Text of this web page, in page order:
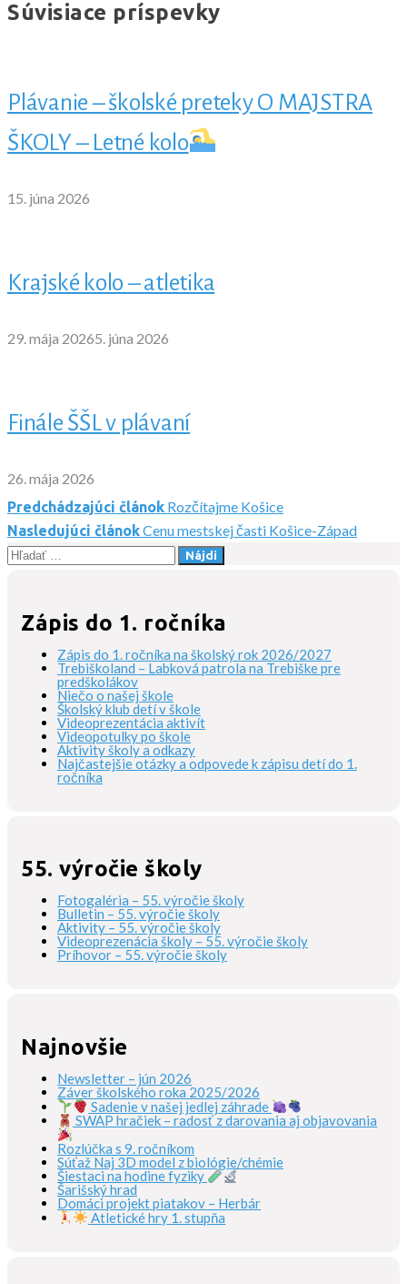
Súvisiace príspevky
Plávanie – školské preteky O MAJSTRA
ŠKOLY – Letné kolo
15. júna 2026
Krajské kolo – atletika
29. mája 20265. júna 2026
Finále ŠŠL v plávaní
26. mája 2026
Navigácia
v
článku
Predchádzajúci článok Rozčítajme Košice
Nasledujúci článokCenu mestskej časti Košice-Západ
Hľadať:
Zápis do 1. ročníka
Zápis do 1. ročníka na školský rok 2026/2027
Trebiškoland – Labková patrola na Trebiške pre
predškolákov
Niečo o našej škole
Školský klub detí v škole
Videoprezentácia aktivít
Videopotulky po škole
Aktivity školy a odkazy
Najčastejšie otázky a odpovede k zápisu detí do 1.
ročníka
55. výročie školy
Fotogaléria – 55. výročie školy
Bulletin – 55. výročie školy
Aktivity – 55. výročie školy
Videoprezenácia školy – 55. výročie školy
Príhovor – 55. výročie školy
Najnovšie
Newsletter – jún 2026
Záver školského roka 2025/2026
Sadenie v našej jedlej záhrade
SWAP hračiek – radosť z darovania aj objavovania
Rozlúčka s 9. ročníkom
Súťaž Naj 3D model z biológie/chémie
Šiestaci na hodine fyziky
Šarišský hrad
Domáci projekt piatakov – Herbár
Atletické hry 1. stupňa